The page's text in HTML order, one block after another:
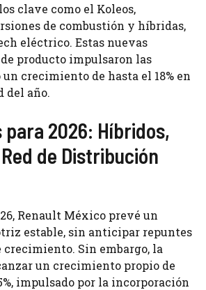
clave como el Koleos,
de combustión y híbridas,
eléctrico. Estas nuevas
producto impulsaron las
crecimiento de hasta el 18% en
del año.
2026: Híbridos,
de Distribución
Renault México prevé un
estable, sin anticipar repuntes
Sin embargo, la
un crecimiento propio de
impulsado por la incorporación